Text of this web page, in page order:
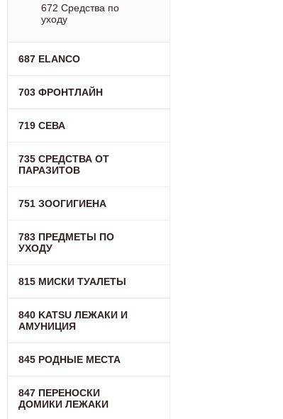
672 Средства по
уходу
687 ELANCO
703 ФРОНТЛАЙН
719 СЕВА
735 СРЕДСТВА ОТ
ПАРАЗИТОВ
751 ЗООГИГИЕНА
783 ПРЕДМЕТЫ ПО
УХОДУ
815 МИСКИ ТУАЛЕТЫ
840 KATSU ЛЕЖАКИ И
АМУНИЦИЯ
845 РОДНЫЕ МЕСТА
847 ПЕРЕНОСКИ
ДОМИКИ ЛЕЖАКИ